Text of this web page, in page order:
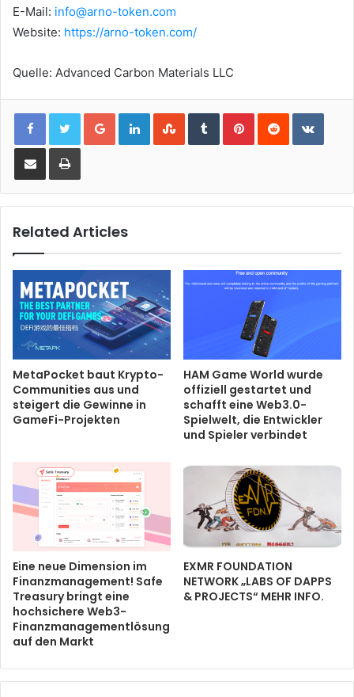
E-Mail: info@arno-token.com
Website: https://arno-token.com/
Quelle: Advanced Carbon Materials LLC
Google+LinkedInStumbleUpon
TumblrPinterestReddit
Share via Email Print
Related Articles
MetaPocket baut Krypto-
Communities aus und
steigert die Gewinne in
GameFi-Projekten
HAM Game World wurde
offiziell gestartet und
schafft eine Web3.0-
Spielwelt, die Entwickler
und Spieler verbindet
Eine neue Dimension im
Finanzmanagement! Safe
Treasury bringt eine
hochsichere Web3-
Finanzmanagementlösung
auf den Markt
EXMR FOUNDATION
NETWORK „LABS OF DAPPS
& PROJECTS“ MEHR INFO.